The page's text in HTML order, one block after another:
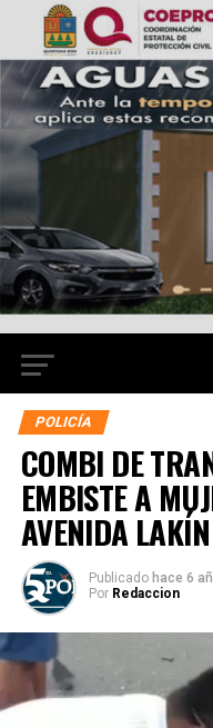
POLICÍA
COMBI DE
EMBISTE A
AVENIDA
Publicado hace 6
Por Redaccion